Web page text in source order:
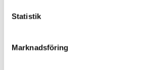
Statistik
Marknadsföring